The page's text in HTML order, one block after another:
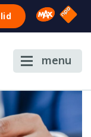
Omroep
NPO
menu